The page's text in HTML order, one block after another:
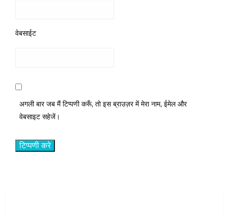
वेबसाईट
अगली बार जब मैं टिप्पणी करूँ, तो इस ब्राउज़र में मेरा नाम, ईमेल और
वेबसाइट सहेजें।